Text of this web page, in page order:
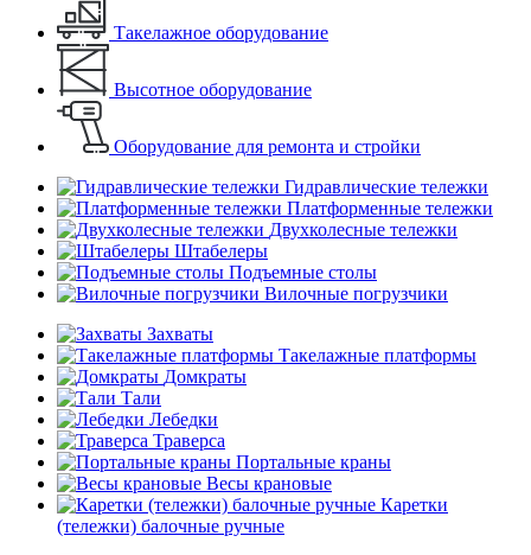
Такелажное оборудование
Высотное оборудование
Оборудование для ремонта и стройки
Гидравлические тележки
Платформенные тележки
Двухколесные тележки
Штабелеры
Подъемные столы
Вилочные погрузчики
Захваты
Такелажные платформы
Домкраты
Тали
Лебедки
Траверса
Портальные краны
Весы крановые
Каретки
(тележки) балочные ручные